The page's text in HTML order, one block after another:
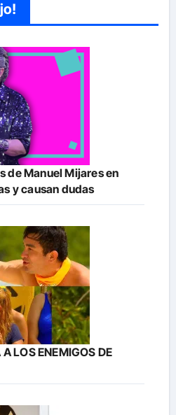
de Manuel Mijares en
y causan dudas
LOS ENEMIGOS DE